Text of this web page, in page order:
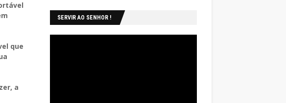
que
a
SERVIR AO SENHOR !